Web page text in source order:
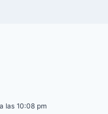
las 10:08 pm